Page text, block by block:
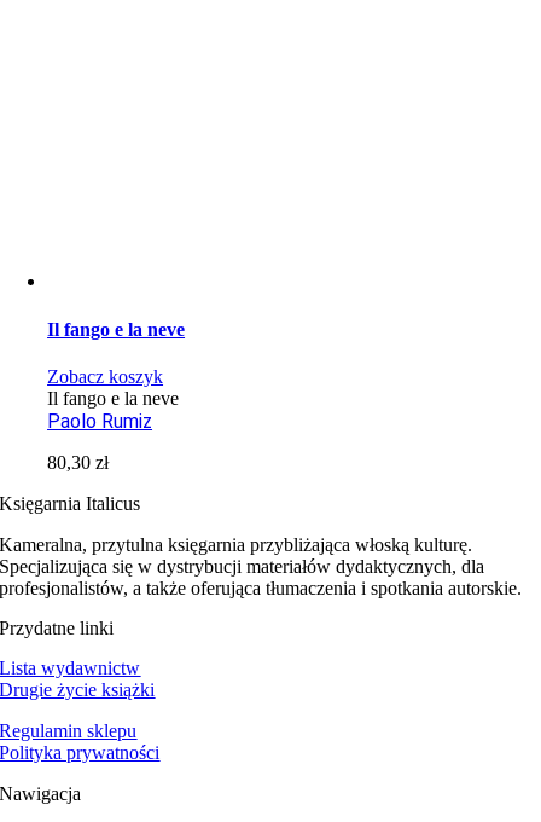
Il fango e la neve
Zobacz koszyk
Il fango e la neve
Paolo Rumiz
80,30zł
Księgarnia Italicus
Kameralna, przytulna księgarnia przybliżająca włoską kulturę.
Specjalizująca się w dystrybucji materiałów dydaktycznych, dla
profesjonalistów, a także oferująca tłumaczenia i spotkania autorskie.
Przydatne linki
Lista wydawnictw
Drugie życie książki
Regulamin sklepu
Polityka prywatności
Nawigacja